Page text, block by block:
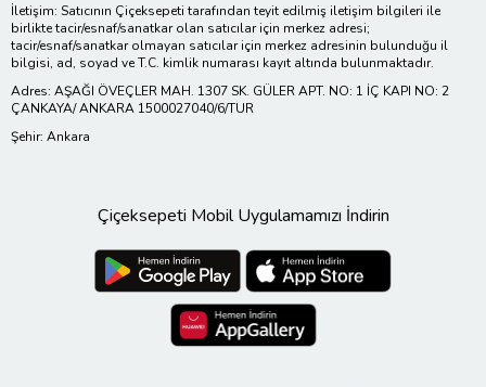
İletişim: Satıcının Çiçeksepeti tarafından teyit edilmiş iletişim bilgileri ile
birlikte tacir/esnaf/sanatkar olan satıcılar için merkez adresi;
tacir/esnaf/sanatkar olmayan satıcılar için merkez adresinin bulunduğu il
bilgisi, ad, soyad ve T.C. kimlik numarası kayıt altında bulunmaktadır.
Adres: AŞAĞI ÖVEÇLER MAH. 1307 SK. GÜLER APT. NO: 1 İÇ KAPI NO: 2
ÇANKAYA/ ANKARA 1500027040/6/TUR
Şehir: Ankara
Çiçeksepeti Mobil Uygulamamızı İndirin